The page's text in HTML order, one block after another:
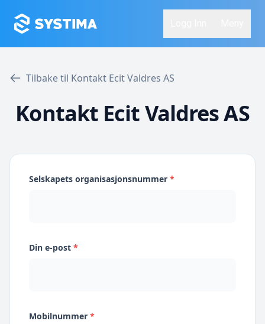
Tilbake til Kontakt Ecit Valdres AS
Kontakt Ecit Valdres AS
Selskapets organisasjonsnummer *
Din e-post *
Mobilnummer *